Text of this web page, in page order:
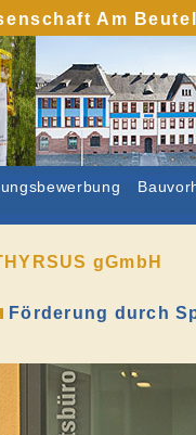
Am
gGmbH
Förderung durch